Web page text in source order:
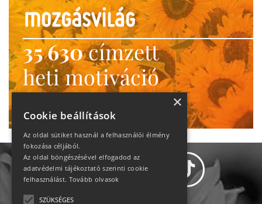
35 630címzett
heti motiváció
Ne maradj le!
×
Cookie beállítások
Az oldal sütiket használ a felhasználói élmény
fokozása céljából.
Az oldal böngészésével elfogadod az
adatvédelmi tájékoztató szerinti cookie
felhasználást. Tovább olvasok
SZÜKSÉGES